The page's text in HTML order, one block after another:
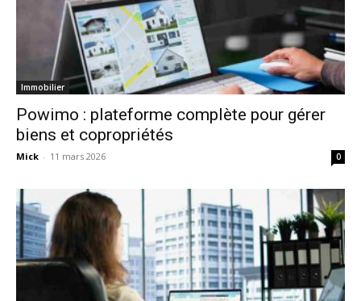
Immobilier
Powimo : plateforme complète pour gérer
biens et copropriétés
Mick - 11 mars 2026 0